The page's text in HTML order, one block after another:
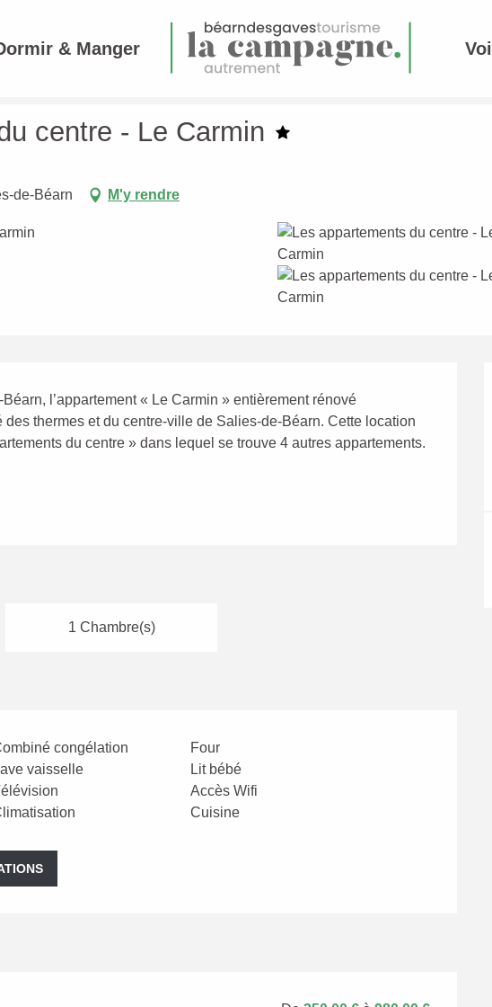
& Manger
centre - Le Carmin
de-Béarn M'y rendre
l’appartement « Le Carmin » entièrement rénové
des thermes et du centre-ville de Salies-de-Béarn. Cette location
du centre » dans lequel se trouve 4 autres appartements.
1 Chambre(s)
congélation
Four
vaisselle
Lit bébé
Accès Wifi
Cuisine